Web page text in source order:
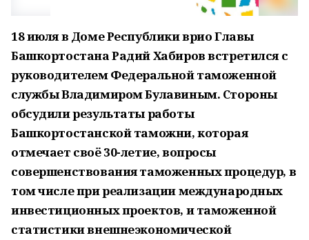
18 июля в Доме Республики врио Главы
Башкортостана Радий Хабиров встретился с
руководителем Федеральной таможенной
службы Владимиром Булавиным. Стороны
обсудили результаты работы
Башкортостанской таможни, которая
отмечает своё 30-летие, вопросы
совершенствования таможенных процедур, в
том числе при реализации международных
инвестиционных проектов, и таможенной
статистики внешнеэкономической